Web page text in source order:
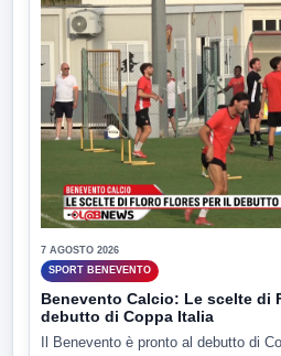
7 AGOSTO 2026
SPORT BENEVENTO
Benevento Calcio: Le scelte di
debutto di Coppa Italia
Il Benevento è pronto al debutto di